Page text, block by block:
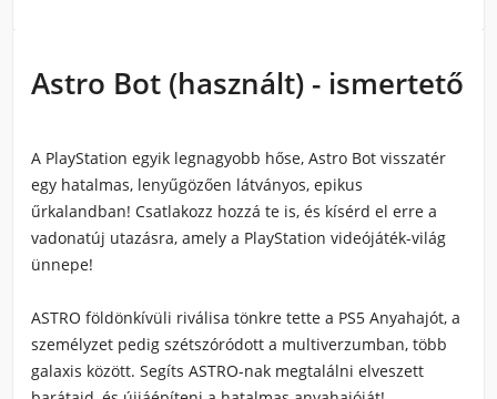
Astro Bot (használt) - ismertető
A PlayStation egyik legnagyobb hőse, Astro Bot visszatér
egy hatalmas, lenyűgözően látványos, epikus
űrkalandban! Csatlakozz hozzá te is, és kísérd el erre a
vadonatúj utazásra, amely a PlayStation videójáték-világ
ünnepe!
ASTRO földönkívüli riválisa tönkre tette a PS5 Anyahajót, a
személyzet pedig szétszóródott a multiverzumban, több
galaxis között. Segíts ASTRO-nak megtalálni elveszett